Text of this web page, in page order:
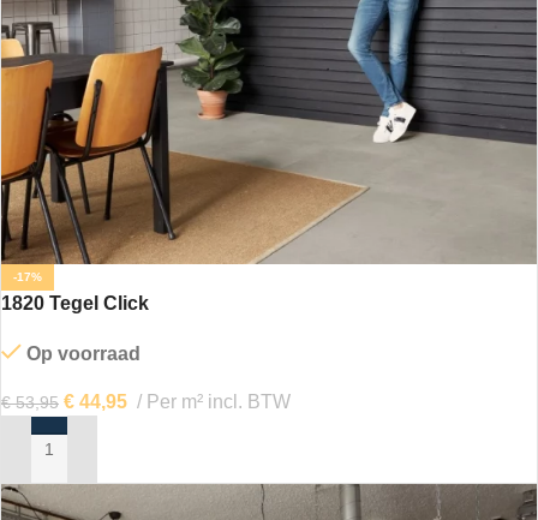
-17%
1820 Tegel Click
Op voorraad
€53,95 € 44,95 Per m² incl. BTW
IN MIJN WINKELWAGEN